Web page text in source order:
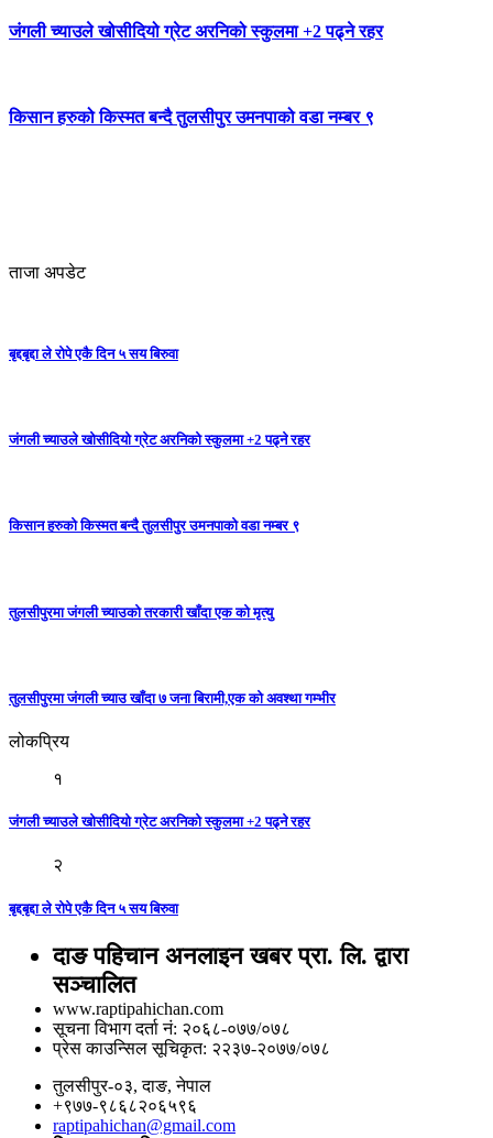
जंगली च्याउले खोसीदियो ग्रेट अरनिको स्कुलमा +2 पढ्ने रहर
किसान हरुको किस्मत बन्दै तुलसीपुर उमनपाको वडा नम्बर ९
ताजा अपडेट
बृद्दबृद्दा ले रोपे एकै दिन ५ सय बिरुवा
जंगली च्याउले खोसीदियो ग्रेट अरनिको स्कुलमा +2 पढ्ने रहर
किसान हरुको किस्मत बन्दै तुलसीपुर उमनपाको वडा नम्बर ९
तुलसीपुरमा जंगली च्याउको तरकारी खाँदा एक को मृत्यु
तुलसीपुरमा जंगली च्याउ खाँदा ७ जना बिरामी,एक को अवश्था गम्भीर
लोकप्रिय
१
जंगली च्याउले खोसीदियो ग्रेट अरनिको स्कुलमा +2 पढ्ने रहर
२
बृद्दबृद्दा ले रोपे एकै दिन ५ सय बिरुवा
दाङ पहिचान अनलाइन खबर प्रा. लि. द्वारा
सञ्चालित
www.raptipahichan.com
सूचना विभाग दर्ता नं: २०६८-०७७/०७८
प्रेस काउन्सिल सूचिकृत: २२३७-२०७७/०७८
तुलसीपुर-०३, दाङ, नेपाल
+९७७-९८६८२०६५९६
raptipahichan@gmail.com